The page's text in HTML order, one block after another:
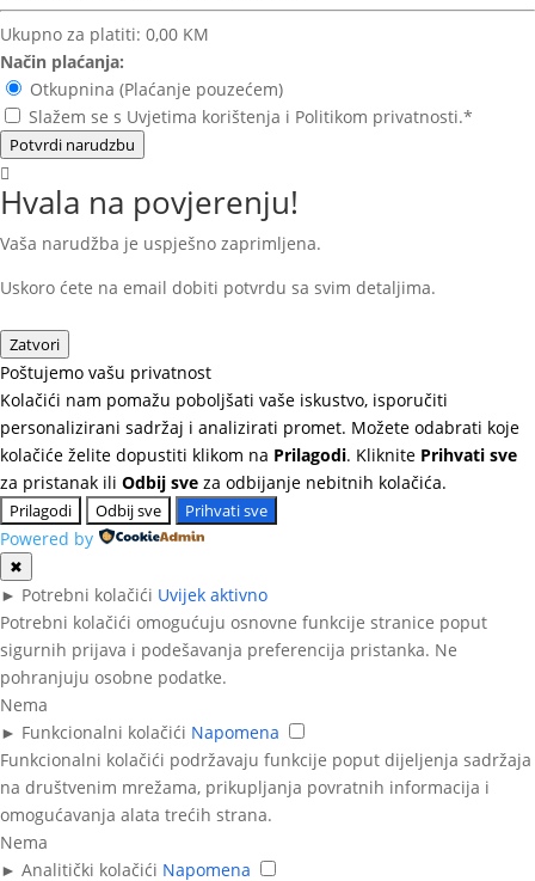
Ukupno za platiti: 0,00 KM
Način plaćanja:
Otkupnina (Plaćanje pouzećem)
Slažem se s Uvjetima korištenja i Politikom privatnosti.*
Potvrdi narudzbu
Hvala na povjerenju!
Vaša narudžba je uspješno zaprimljena.
Uskoro ćete na email dobiti potvrdu sa svim detaljima.
Zatvori
Poštujemo vašu privatnost
Kolačići nam pomažu poboljšati vaše iskustvo, isporučiti
personalizirani sadržaj i analizirati promet. Možete odabrati koje
kolačiće želite dopustiti klikom na Prilagodi. Kliknite Prihvati sve
za pristanak ili Odbij sve za odbijanje nebitnih kolačića.
Prilagodi Odbij sve Prihvati sve
Powered by
✖
► Potrebni kolačići Uvijek aktivno
Potrebni kolačići omogućuju osnovne funkcije stranice poput
sigurnih prijava i podešavanja preferencija pristanka. Ne
pohranjuju osobne podatke.
Nema
► Funkcionalni kolačići Napomena
Funkcionalni kolačići podržavaju funkcije poput dijeljenja sadržaja
na društvenim mrežama, prikupljanja povratnih informacija i
omogućavanja alata trećih strana.
Nema
► Analitički kolačići Napomena